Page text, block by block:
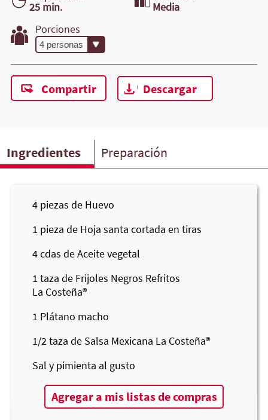
25 min.
Media
Porciones
Compartir Descargar
Ingredientes Preparación
4 piezas de Huevo
1 pieza de Hoja santa cortada en tiras
4cdas de Aceite vegetal
1 taza de Frijoles Negros Refritos
La Costeña®
1 Plátano macho
1/2 taza de Salsa Mexicana La Costeña®
Sal y pimienta al gusto
Agregar a mis listas de compras